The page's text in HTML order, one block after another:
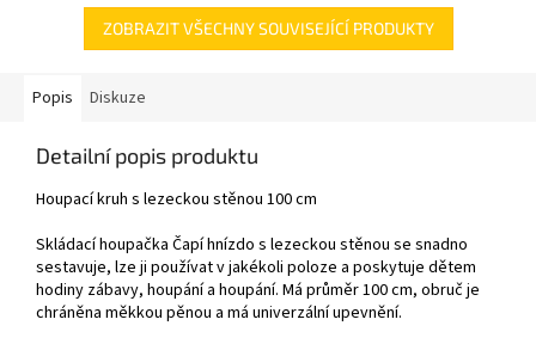
ZOBRAZIT VŠECHNY SOUVISEJÍCÍ PRODUKTY
Popis Diskuze
Detailní popis produktu
Houpací kruh s lezeckou stěnou 100 cm
Skládací houpačka Čapí hnízdo s lezeckou stěnou se snadno
sestavuje, lze ji používat v jakékoli poloze a poskytuje dětem
hodiny zábavy, houpání a houpání. Má průměr 100 cm, obruč je
chráněna měkkou pěnou a má univerzální upevnění.